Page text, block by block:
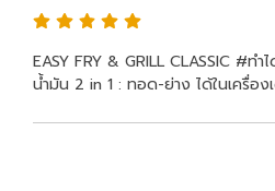
EASY FRY & GRILL CLASSIC #ท
น้ำมัน 2 in 1 : ทอด-ย่าง ได้ในเครื่อง